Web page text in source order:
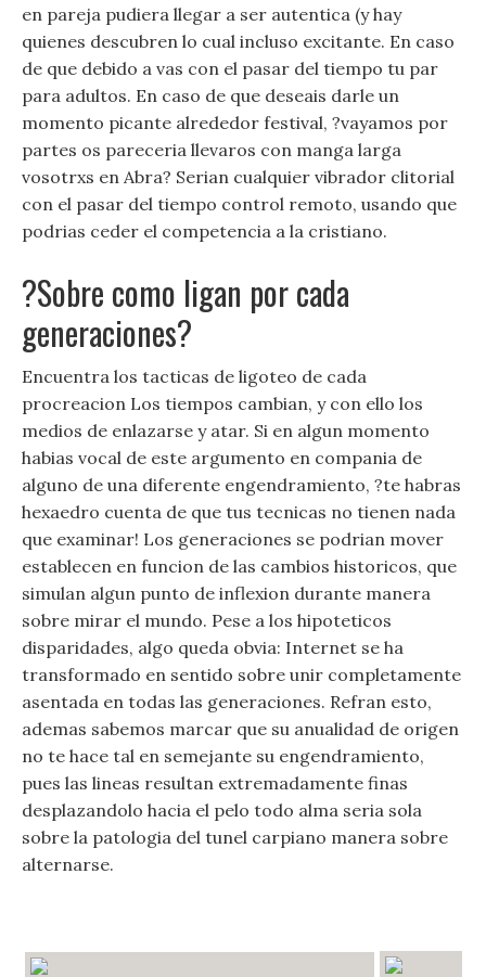
en pareja pudiera llegar a ser autentica (y hay
quienes descubren lo cual incluso excitante. En caso
de que debido a vas con el pasar del tiempo tu par
para adultos. En caso de que deseais darle un
momento picante alrededor festival, ?vayamos por
partes os pareceria llevaros con manga larga
vosotrxs en Abra? Serian cualquier vibrador clitorial
con el pasar del tiempo control remoto, usando que
podrias ceder el competencia a la cristiano.
?Sobre como ligan por cada
generaciones?
Encuentra los tacticas de ligoteo de cada
procreacion Los tiempos cambian, y con ello los
medios de enlazarse y atar. Si en algun momento
habias vocal de este argumento en compania de
alguno de una diferente engendramiento, ?te habras
hexaedro cuenta de que tus tecnicas no tienen nada
que examinar! Los generaciones se podrian mover
establecen en funcion de las cambios historicos, que
simulan algun punto de inflexion durante manera
sobre mirar el mundo. Pese a los hipoteticos
disparidades, algo queda obvia: Internet se ha
transformado en sentido sobre unir completamente
asentada en todas las generaciones. Refran esto,
ademas sabemos marcar que su anualidad de origen
no te hace tal en semejante su engendramiento,
pues las lineas resultan extremadamente finas
desplazandolo hacia el pelo todo alma seria sola
sobre la patologia del tunel carpiano manera sobre
alternarse.